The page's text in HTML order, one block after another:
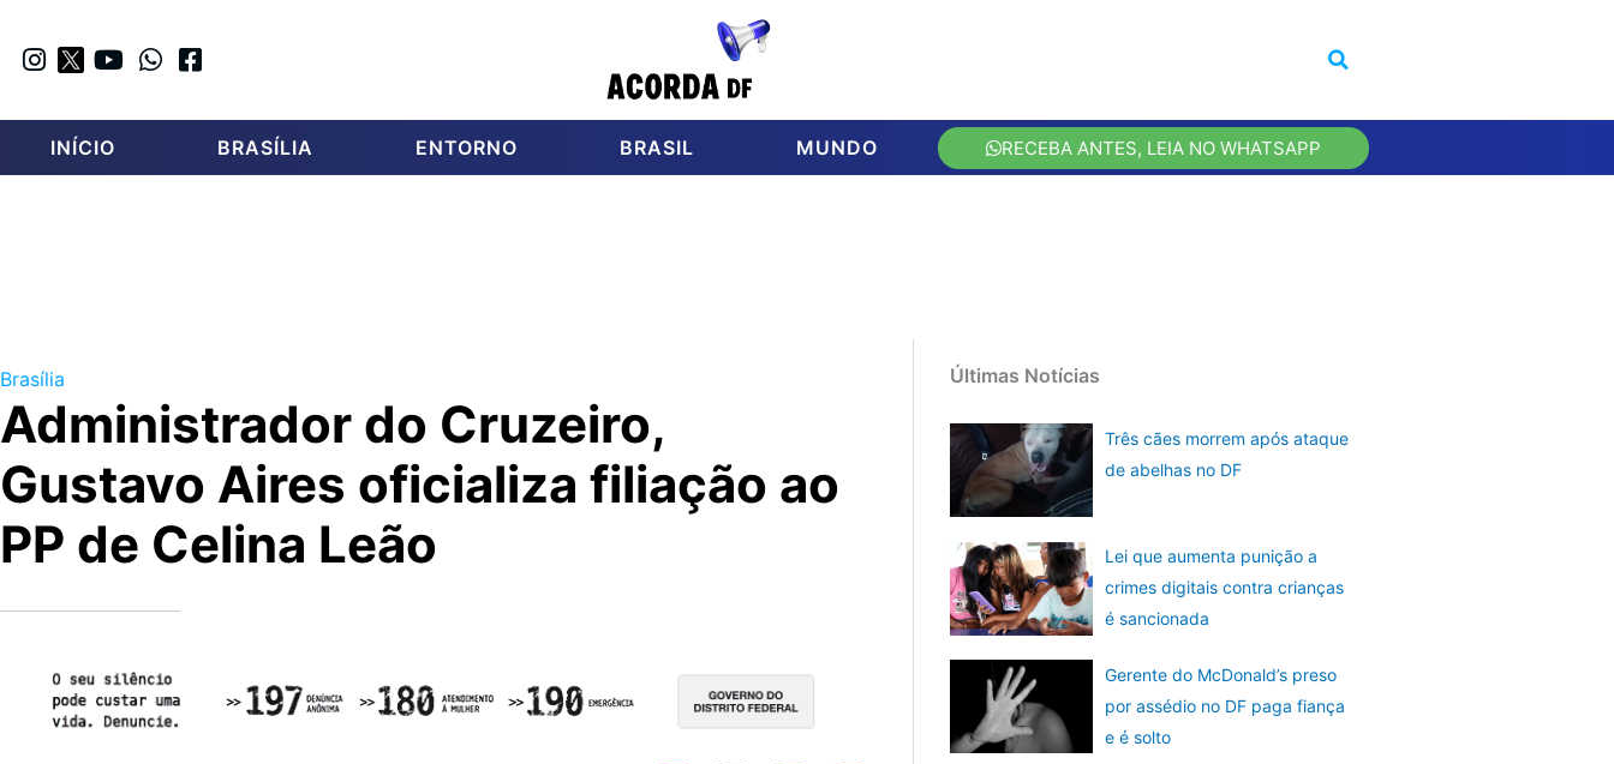
INÍCIO BRASÍLIA ENTORNO BRASIL MUNDO RECEBA ANTES, LEIA NO WHATSAPP
Brasília
Administrador do Cruzeiro,
Gustavo Aires oficializa filiação ao
PP de Celina Leão
Últimas Notícias
Três cães morrem após ataque
de abelhas no DF
Lei que aumenta punição a
crimes digitais contra crianças
é sancionada
Gerente do McDonald’s preso
por assédio no DF paga fiança
e é solto